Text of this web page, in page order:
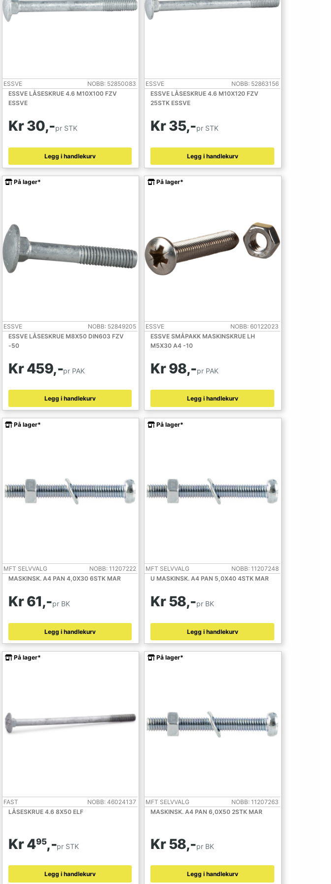
ESSVE
NOBB: 52850083
ESSVE LÅSESKRUE 4.6 M10X100 FZV
ESSVE
Kr 30,-pr STK
Legg i handlekurv
ESSVE
NOBB: 52863156
ESSVE LÅSESKRUE 4.6 M10X120 FZV
25STK ESSVE
Kr 35,-pr STK
Legg i handlekurv
På lager*
ESSVE
NOBB: 52849205
ESSVE LÅSESKRUE M8X50 DIN603 FZV
-50
Kr 459,-pr PAK
Legg i handlekurv
På lager*
ESSVE
NOBB: 60122023
ESSVE SMÅPAKK MASKINSKRUE LH
M5X30 A4 -10
Kr 98,-pr PAK
Legg i handlekurv
På lager*
MFT SELVVALG
NOBB: 11207222
MASKINSK. A4 PAN 4,0X30 6STK MAR
Kr 61,-pr BK
Legg i handlekurv
På lager*
MFT SELVVALG
NOBB: 11207248
U MASKINSK. A4 PAN 5,0X40 4STK MAR
Kr 58,-pr BK
Legg i handlekurv
På lager*
FAST
NOBB: 46024137
LÅSESKRUE 4.6 8X50 ELF
Kr 495,-pr STK
Legg i handlekurv
På lager*
MFT SELVVALG
NOBB: 11207263
MASKINSK. A4 PAN 6,0X50 2STK MAR
Kr 58,-pr BK
Legg i handlekurv